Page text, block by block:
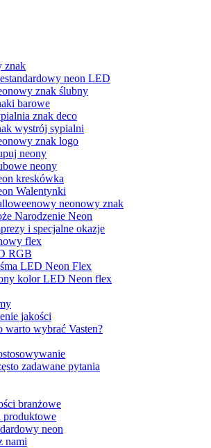
znak
neon LED
znak ślubny
barowe
znak deco
wystrój sypialni
znak logo
neony
neony
kreskówka
Walentynki
neonowy znak
Narodzenie Neon
i specjalne okazje
flex
RGB
LED Neon Flex
kolor LED Neon flex
jakości
warto wybrać Vasten?
zadawane pytania
branżowe
produktowe
neon
nami